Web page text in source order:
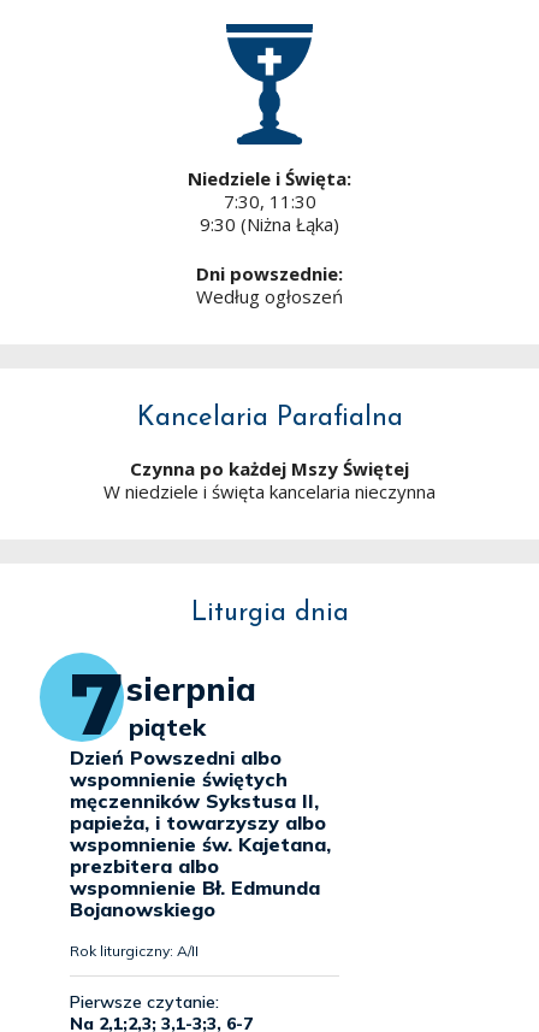
Niedziele i Święta:
7:30, 11:30
9:30 (Niżna Łąka)
Dni powszednie:
Według ogłoszeń
Kancelaria Parafialna
Czynna po każdej Mszy Świętej
W niedziele i święta kancelaria nieczynna
Liturgia dnia